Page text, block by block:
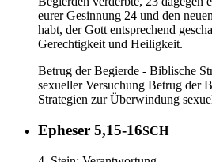
eurer Gesinnung 24 und den
habt, der Gott entsprechend
Gerechtigkeit und Heiligkeit.
Betrug der Begierde - Biblische
sexueller Versuchung Betrug der
Strategien zur Überwindung
Epheser 5,15-16SCH